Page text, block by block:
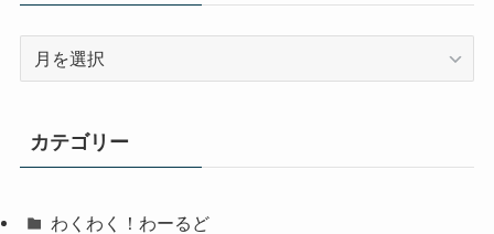
ブ
カテゴリー
わくわく！わーるど